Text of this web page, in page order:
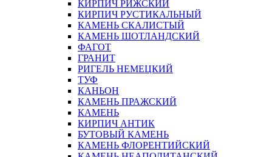
КИРПИЧ РИЖСКИЙ
КИРПИЧ РУСТИКАЛЬНЫЙ
КАМЕНЬ СКАЛИСТЫЙ
КАМЕНЬ ШОТЛАНДСКИЙ
ФАГОТ
ГРАНИТ
РИГЕЛЬ НЕМЕЦКИЙ
ТУФ
КАНЬОН
КАМЕНЬ ПРАЖСКИЙ
КАМЕНЬ
КИРПИЧ АНТИК
БУТОВЫЙ КАМЕНЬ
КАМЕНЬ ФЛОРЕНТИЙСКИЙ